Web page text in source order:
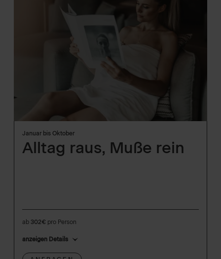
Januar bis Oktober
Alltag raus, Muße rein
ab 302€ pro Person
anzeigen Details